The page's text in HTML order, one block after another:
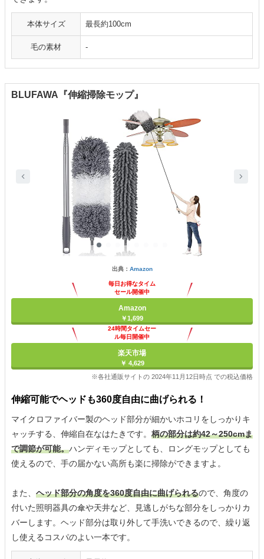
本体サイズ 最長約100cm
毛の素材 -
‎BLUFAWA『伸縮掃除モップ』
出典： Amazon
毎日お得なタイム
セール開催中
Amazon
￥1,699
24時間タイムセー
ル毎日開催中
楽天市場
￥ 4,629
※各社通販サイトの 2024年11月12日時点 での税込価格
伸縮可能でヘッドも360度自由に曲げられる！
マイクロファイバー製のヘッド部分が細かいホコリをしっかりキ
ャッチする、伸縮自在なはたきです。 柄の部分は約42～250cmま
で調節が可能。ハンディモップとしても、ロングモップとしても
使えるので、手の届かない高所も楽に掃除ができますよ。
また、 ヘッド部分の角度を360度自由に曲げられるので、角度の
付いた照明器具の傘や天井など、見逃しがちな部分をしっかりカ
バーします。ヘッド部分は取り外して手洗いできるので、繰り返
し使えるコスパのよい一本です。